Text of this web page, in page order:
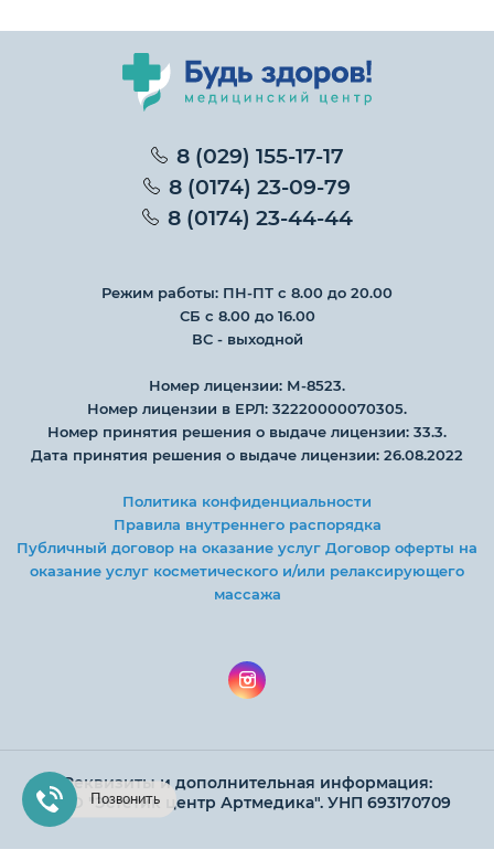
8 (029) 155-17-17
8 (0174) 23-09-79
8 (0174) 23-44-44
Режим работы: ПН-ПТ с 8.00 до 20.00
СБ с 8.00 до 16.00
ВС - выходной
Номер лицензии: М-8523.
Номер лицензии в ЕРЛ: 32220000070305.
Номер принятия решения о выдаче лицензии: 33.3.
Дата принятия решения о выдаче лицензии: 26.08.2022
Политика конфиденциальности
Правила внутреннего распорядка
Публичный договор на оказание услуг Договор оферты на
оказание услуг косметического и/или релаксирующего
массажа
Реквизиты и дополнительная информация:
ООО "Эстетик центр Артмедика". УНП 693170709
Позвонить